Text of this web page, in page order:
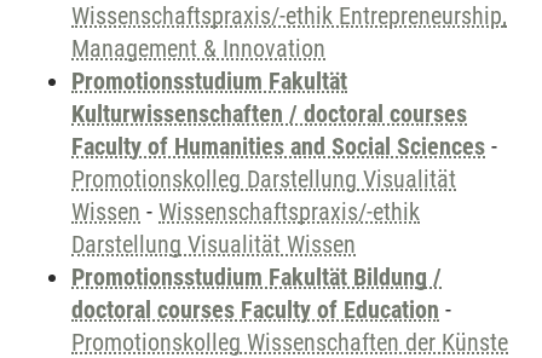
Wissenschaftspraxis/-ethik Entrepreneurship,
Management & Innovation
Promotionsstudium Fakultät
Kulturwissenschaften / doctoral courses
Faculty of Humanities and Social Sciences -
Promotionskolleg Darstellung Visualität
Wissen - Wissenschaftspraxis/-ethik
Darstellung Visualität Wissen
Promotionsstudium Fakultät Bildung /
doctoral courses Faculty of Education -
Promotionskolleg Wissenschaften der Künste